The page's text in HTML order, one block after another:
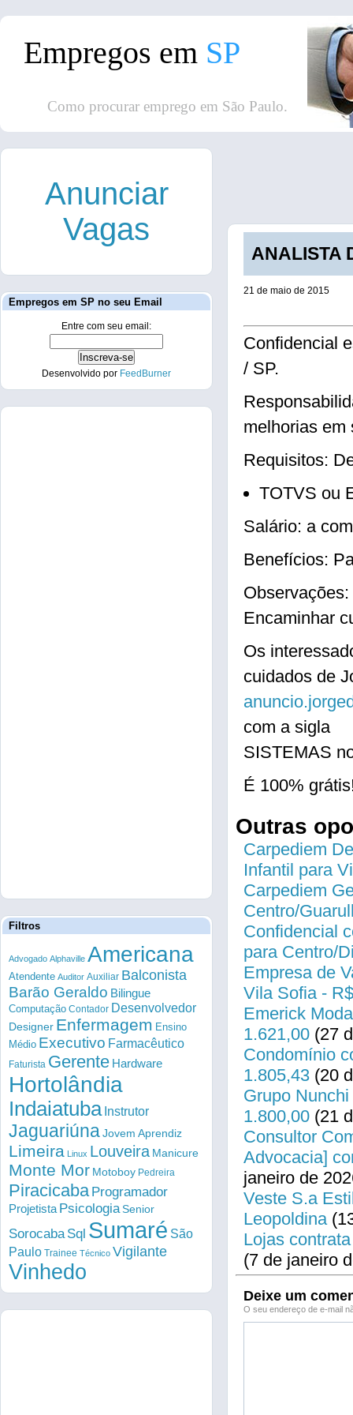
Empregos em SP
Como procurar emprego em São Paulo.
ANALISTA
21 de maio de 2015
Confidencial
/ SP.
melhorias em
Requisitos:
TOTVS ou
Salário: a
Benefícios:
Encaminhar
Os
cuidados de
com a sigla
SISTEMAS
É 100%
Outras
Carpediem
Infantil para
Carpediem
Centro/
Confidencial
para Centro/
Empresa de
Vila Sofia -
Emerick
1.621,00 (27
Condomínio
1.805,43 (20
Grupo
1.800,00 (21
Consultor
Advocacia]
janeiro de
Veste S.a
Leopoldina
Lojas
(7 de janeiro
Deixe um
O seu endereço de e-mail
Anunciar
Vagas
Empregos em SP no seu Email
Entre com seu email:
Desenvolvido por FeedBurner
Filtros
Advogado Alphaville Americana
Atendente Auditor Auxiliar Balconista
Barão Geraldo Bilingue
Computação Contador Desenvolvedor
Designer Enfermagem Ensino
Médio Executivo Farmacêutico
Faturista Gerente Hardware
Hortolândia
Indaiatuba Instrutor
Jaguariúna Jovem Aprendiz
Limeira Linux Louveira Manicure
Monte Mor Motoboy Pedreira
Piracicaba Programador
Projetista PsicologiaSenior
Sorocaba Sql Sumaré São
Paulo Trainee Técnico Vigilante
Vinhedo